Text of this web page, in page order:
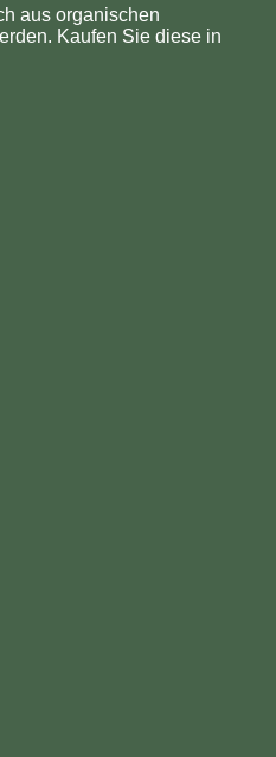
aus organischen
Kaufen Sie diese in